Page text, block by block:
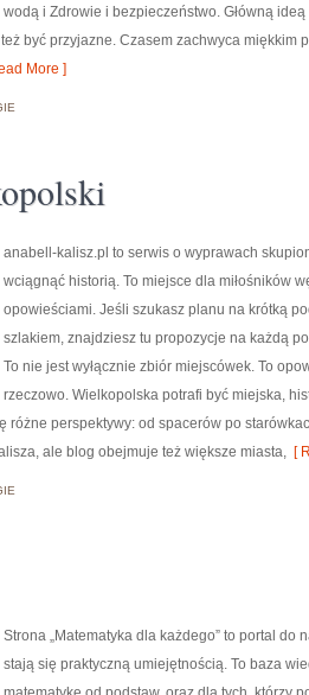
wodą i Zdrowie i bezpieczeństwo. Główną
być przyjazne. Czasem zachwyca miękkim
More ]
anabell-kalisz.pl to serwis o wyprawach
wciągnąć historią. To miejsce dla miłośników
opowieściami. Jeśli szukasz planu na krótką
szlakiem, znajdziesz tu propozycje na każdą
To nie jest wyłącznie zbiór miejscówek. To
rzeczowo. Wielkopolska potrafi być miejska,
różne perspektywy: od spacerów po
ale blog obejmuje też większe miasta, [
Strona „Matematyka dla każdego” to portal do
stają się praktyczną umiejętnością. To baza